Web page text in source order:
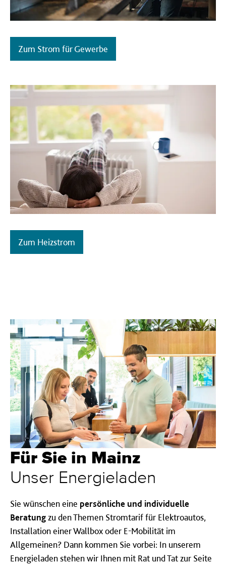
Zum Strom für Gewerbe
Zum Heizstrom
Für Sie in Mainz
Unser Energieladen
Sie wünschen eine persönliche und individuelle
Beratungzu den Themen Stromtarif für Elektroautos,
Installation einer Wallbox oder E-Mobilität im
Allgemeinen? Dann kommen Sie vorbei: In unserem
Energieladen stehen wir Ihnen mit Rat und Tat zur Seite